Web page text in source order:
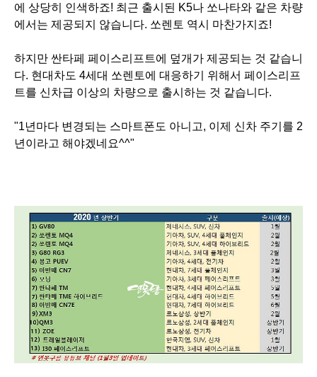
에 상당히 인색하죠! 최근 출시된 K5나 쏘나타와 같은 차량
에서는 제공되지 않습니다. 쏘렌토 역시 마찬가지죠!
하지만 싼타페 페이스리프트에 덮개가 제공되는 것 같습니
다. 현대차도 4세대 쏘렌토에 대응하기 위해서 페이스리프
트를 신차급 이상의 차량으로 출시하는 것 같습니다.
"1년마다 변경되는 스마트폰도 아니고, 이제 신차 주기를 2
년이라고 해야겠네요^^"